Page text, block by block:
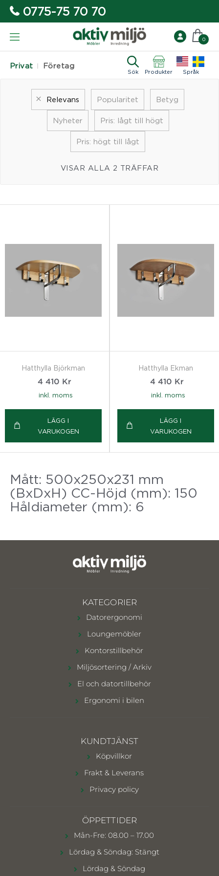
0775-75 70 70
Privat Företag
Sök Produkter Språk
0
Relevans Popularitet Betyg
Nyheter Pris: lågt till högt
Pris: högt till lågt
VISAR ALLA 2 TRÄFFAR
Hatthylla Björkman
4 410 Kr
inkl. moms
LÄGG I
VARUKOGEN
Hatthylla Ekman
4 410 Kr
inkl. moms
LÄGG I
VARUKOGEN
Mått: 500x250x231 mm
(BxDxH) CC-Höjd (mm): 150
Håldiameter (mm): 6
KATEGORIER
Datorergonomi
Loungemöbler
Kontorstillbehör
Miljösortering / Arkiv
El och datortillbehör
Ergonomi i bilen
KUNDTJÄNST
Köpvillkor
Frakt & Leverans
Privacy policy
ÖPPETTIDER
Mån-Fre: 08.00 – 17.00
Lördag & Söndag: Stängt
Lördag & Söndag